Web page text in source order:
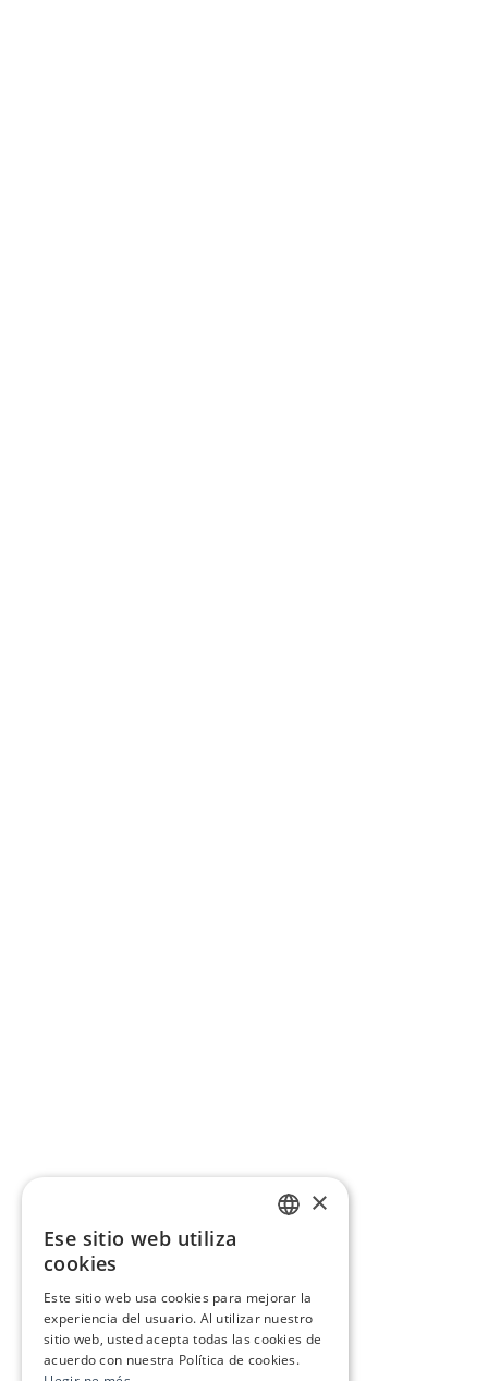
×
Ese sitio web utiliza
cookies
Este sitio web usa cookies para mejorar la
experiencia del usuario. Al utilizar nuestro
sitio web, usted acepta todas las cookies de
acuerdo con nuestra Política de cookies.